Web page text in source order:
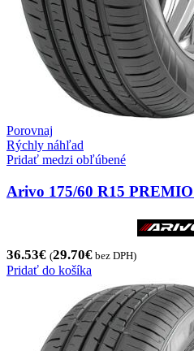
Porovnaj
Rýchly náhľad
Pridať medzi obľúbené
Arivo 175/60 R15
36.53€ (29.70€ bez DPH)
Pridať do košíka